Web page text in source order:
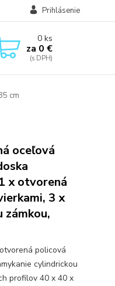
Prihlásenie
0ks
za 0 €
cm
oceľová
x otvorená
3 x
zámkou,
policová
cylindrickou
profilov 40 x 40 x